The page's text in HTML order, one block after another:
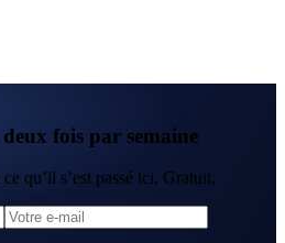
fois par semaine
qu’il s’est passé ici. Gratuit.